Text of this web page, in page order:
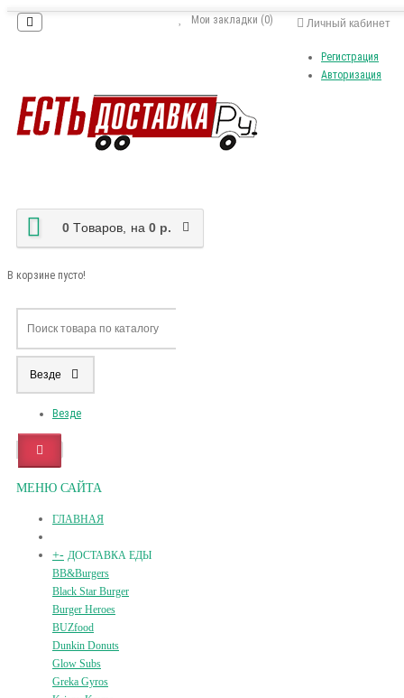
Личный кабинет
Регистрация
Авторизация
Мои закладки (0)
0 Tоваров, на 0 р.
В корзине пусто!
Везде
Везде
МЕНЮ САЙТА
ГЛАВНАЯ
+- ДОСТАВКА ЕДЫ
BB&Burgers
Black Star Burger
Burger Heroes
BUZfood
Dunkin Donuts
Glow Subs
Greka Gyros